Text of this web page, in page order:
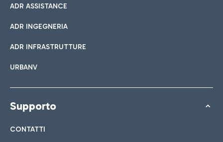
ADR ASSISTANCE
ADR INGEGNERIA
ADR INFRASTRUTTURE
URBANV
Supporto
CONTATTI